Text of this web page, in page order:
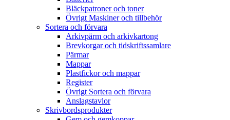
Bläckpatroner och toner
Övrigt Maskiner och tillbehör
Sortera och förvara
Arkivpärm och arkivkartong
Brevkorgar och tidskriftssamlare
Pärmar
Mappar
Plastfickor och mappar
Register
Övrigt Sortera och förvara
Anslagstavlor
Skrivbordsprodukter